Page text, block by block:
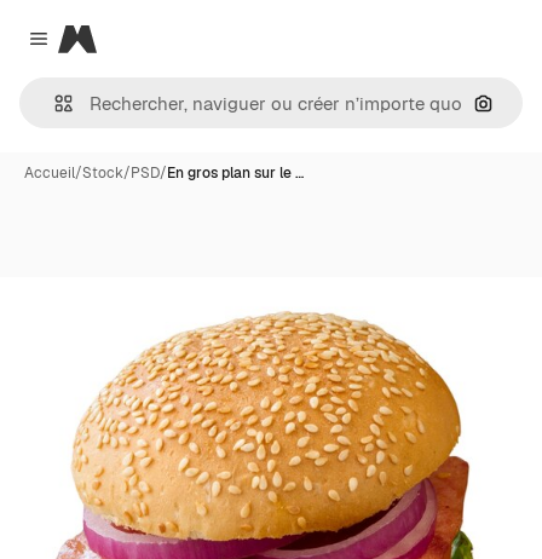
Close menu
Magnific
Accueil/Stock/PSD/En gros plan sur le …